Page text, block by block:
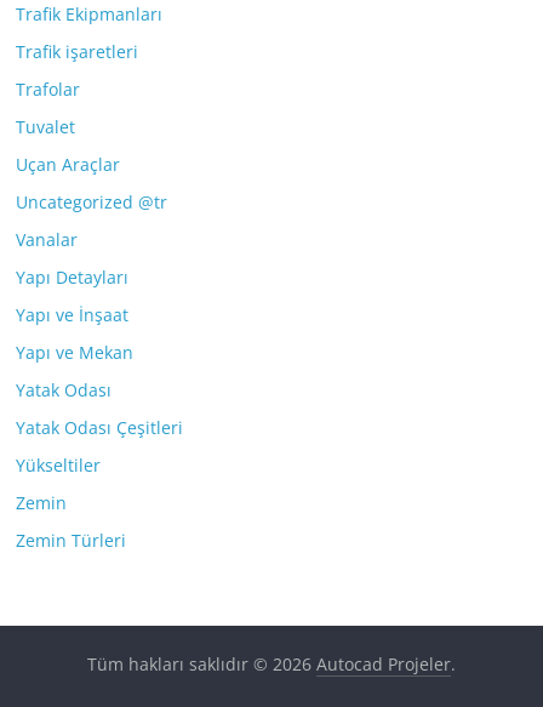
Trafik Ekipmanları
Trafik işaretleri
Trafolar
Tuvalet
Uçan Araçlar
Uncategorized @tr
Vanalar
Yapı Detayları
Yapı ve İnşaat
Yapı ve Mekan
Yatak Odası
Yatak Odası Çeşitleri
Yükseltiler
Zemin
Zemin Türleri
Tüm hakları saklıdır © 2026 Autocad Projeler.